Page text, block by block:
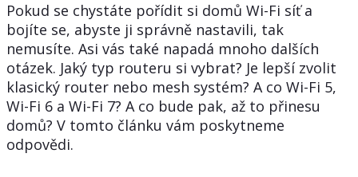
Pokud se chystáte pořídit si domů Wi-Fi síť a
bojíte se, abyste ji správně nastavili, tak
nemusíte. Asi vás také napadá mnoho dalších
otázek. Jaký typ routeru si vybrat? Je lepší zvolit
klasický router nebo mesh systém? A co Wi-Fi 5,
Wi-Fi 6 a Wi-Fi 7? A co bude pak, až to přinesu
domů? V tomto článku vám poskytneme
odpovědi.